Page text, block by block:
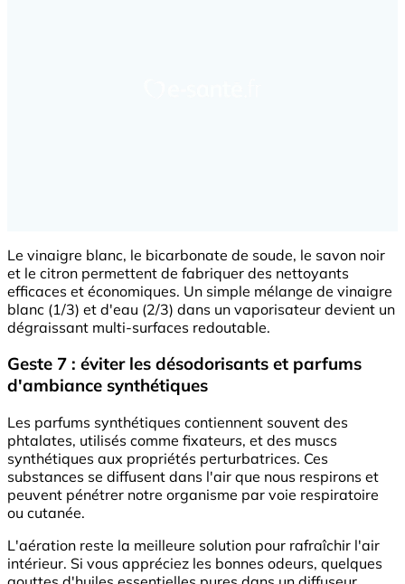
Le vinaigre blanc, le bicarbonate de soude, le savon noir
et le citron permettent de fabriquer des nettoyants
efficaces et économiques. Un simple mélange de vinaigre
blanc (1/3) et d'eau (2/3) dans un vaporisateur devient un
dégraissant multi-surfaces redoutable.
Geste 7 : éviter les désodorisants et parfums
d'ambiance synthétiques
Les parfums synthétiques contiennent souvent des
phtalates, utilisés comme fixateurs, et des muscs
synthétiques aux propriétés perturbatrices. Ces
substances se diffusent dans l'air que nous respirons et
peuvent pénétrer notre organisme par voie respiratoire
ou cutanée.
L'aération reste la meilleure solution pour rafraîchir l'air
intérieur. Si vous appréciez les bonnes odeurs, quelques